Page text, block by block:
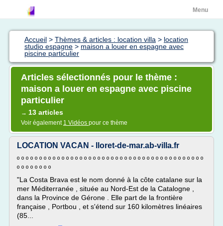
Menu
Accueil > Thèmes & articles : location villa > location
studio espagne > maison a louer en espagne avec
piscine particulier
Articles sélectionnés pour le thème :
maison a louer en espagne avec piscine
particulier
→ 13 articles
Voir également 1 Vidéos pour ce thème
LOCATION VACAN - lloret-de-mar.ab-villa.fr
º º º º º º º º º º º º º º º º º º º º º º º º º º º º º º º º º º º º º º º º º º
º º º º º º º º
"La Costa Brava est le nom donné à la côte catalane sur la
mer Méditerranée , située au Nord-Est de la Catalogne ,
dans la Province de Gérone . Elle part de la frontière
française , Portbou , et s'étend sur 160 kilomètres linéaires
(85...